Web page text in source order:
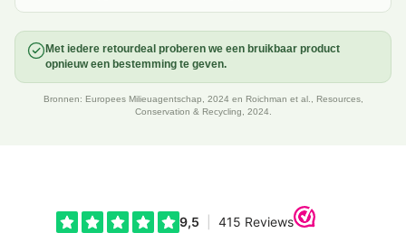
Met iedere retourdeal proberen we een bruikbaar product
opnieuw een bestemming te geven.
Bronnen: Europees Milieuagentschap, 2024 en Roichman et al., Resources,
Conservation & Recycling, 2024.